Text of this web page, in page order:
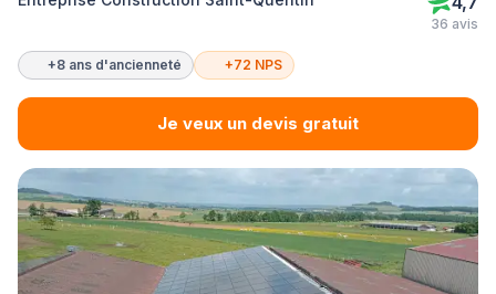
36 avis
+8 ans d'ancienneté +72 NPS
Je veux un devis gratuit